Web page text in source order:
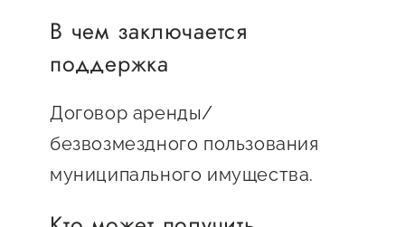
Быть в курсе
Мероприятия
В чем заключается
поддержка
Договор аренды/
безвозмездного пользования
муниципального имущества.